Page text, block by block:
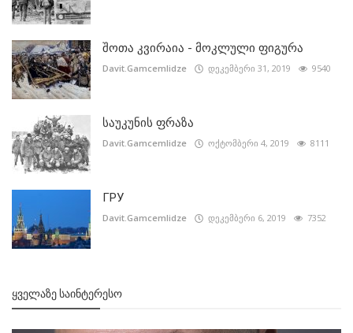
შოთა კვირაია - მოკლული ფიგურა
Davit.Gamcemlidze დეკემბერი 31, 2019 9540
საუკუნის ფრაზა
Davit.Gamcemlidze ოქტომბერი 4, 2019 8111
ГРУ
Davit.Gamcemlidze დეკემბერი 6, 2019 7352
ᲧᲕᲔᲚᲐᲖᲔ ᲡᲐᲘᲜᲢᲔᲠᲔᲡᲝ